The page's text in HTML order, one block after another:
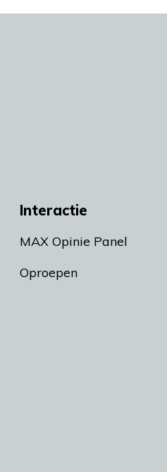
Interactie
MAX Opinie Panel
Oproepen